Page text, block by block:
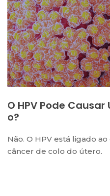
O HPV Pode
O?
Não. O HPV está ligado
câncer de colo do útero.